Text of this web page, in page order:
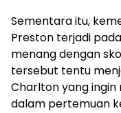
Sementara itu,
Preston terjadi
menang dengan
tersebut tentu
Charlton yang ingin
dalam pertemuan